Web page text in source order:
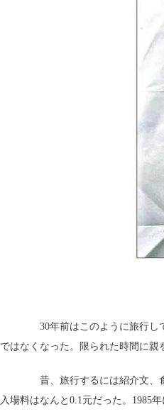
30年前はこのように旅行して
ではなくなった。限られた時間に親
昔、旅行するには紹介文、食
入場料はなんと0.1元だった。1985